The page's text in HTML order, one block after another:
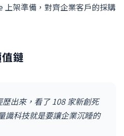
架準備，對齊企業客戶的採購
鏈
出來，看了 108 家新創死
科技就是要讓企業沉睡的